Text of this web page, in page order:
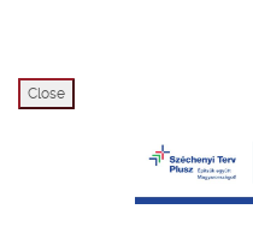
Close